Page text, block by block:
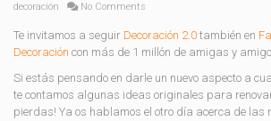
decoración
No Comments
Te invitamos a seguir Decoración 2.0 también en
Decoración con más de 1 millón de amigas y
Si estás pensando en darle un nuevo aspecto a
te contamos algunas ideas originales para renovar
pierdas! Ya os hablamos el otro día acerca de las